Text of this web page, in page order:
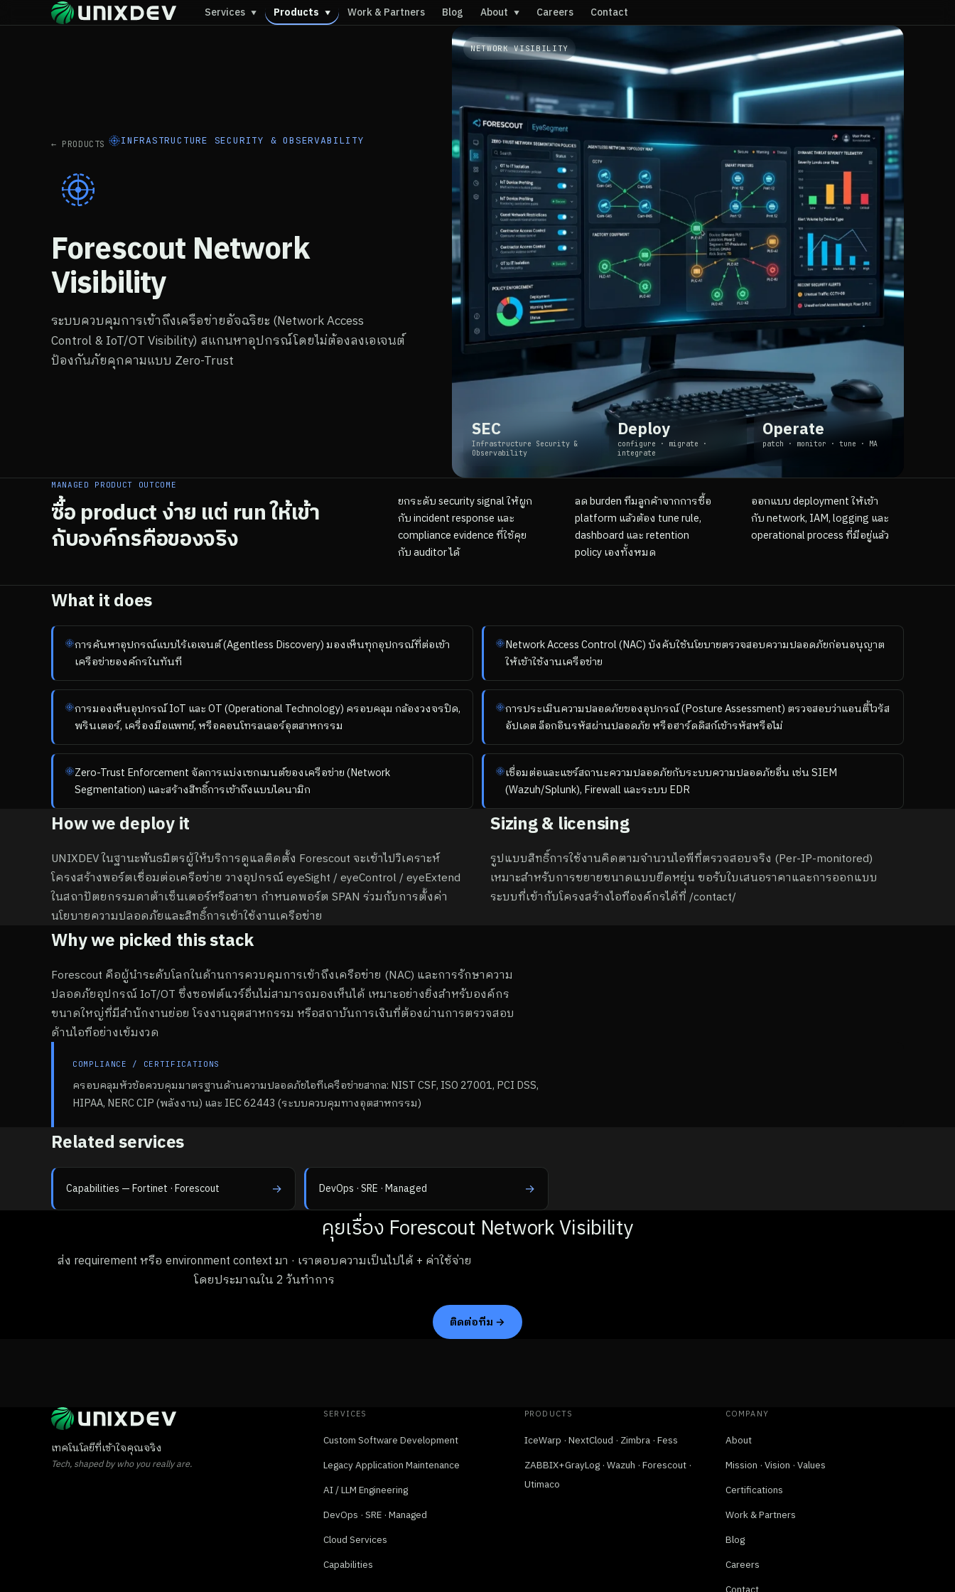
Services ▼ Products ▼ Work & Partners Blog About ▼ Careers Contact
← PRODUCTS INFRASTRUCTURE SECURITY & OBSERVABILITY
Forescout Network
Visibility
ระบบควบคุมการเข้าถึงเครือข่ายอัจฉริยะ (Network Access
Control & IoT/OT Visibility) สแกนหาอุปกรณ์โดยไม่ต้องลงเอเจนต์
ป้องกันภัยคุกคามแบบ Zero-Trust
NETWORK VISIBILITY
SEC
Infrastructure Security &
Observability
Deploy
configure · migrate ·
integrate
Operate
patch · monitor · tune · MA
MANAGED PRODUCT OUTCOME
ซื้อ product ง่าย แต่ run ให้เข้า
กับองค์กรคือของจริง
ยกระดับ security signal ให้ผูก
กับ incident response และ
compliance evidence ที่ใช้คุย
กับ auditor ได้
ลด burden ทีมลูกค้าจากการซื้อ
platform แล้วต้อง tune rule,
dashboard และ retention
policy เองทั้งหมด
ออกแบบ deployment ให้เข้า
กับ network, IAM, logging และ
operational process ที่มีอยู่แล้ว
What it does
การค้นหาอุปกรณ์แบบไร้เอเจนต์ (Agentless Discovery) มองเห็นทุกอุปกรณ์ที่ต่อเข้า
เครือข่ายองค์กรในทันที
Network Access Control (NAC) บังคับใช้นโยบายตรวจสอบความปลอดภัยก่อนอนุญาต
ให้เข้าใช้งานเครือข่าย
การมองเห็นอุปกรณ์ IoT และ OT (Operational Technology) ครอบคลุม กล้องวงจรปิด,
พรินเตอร์, เครื่องมือแพทย์, หรือคอนโทรลเลอร์อุตสาหกรรม
การประเมินความปลอดภัยของอุปกรณ์ (Posture Assessment) ตรวจสอบว่าแอนตี้ไวรัส
อัปเดต ล็อกอินรหัสผ่านปลอดภัย หรือฮาร์ดดิสก์เข้ารหัสหรือไม่
Zero-Trust Enforcement จัดการแบ่งเซกเมนต์ของเครือข่าย (Network
Segmentation) และสร้างสิทธิ์การเข้าถึงแบบไดนามิก
เชื่อมต่อและแชร์สถานะความปลอดภัยกับระบบความปลอดภัยอื่น เช่น SIEM
(Wazuh/Splunk), Firewall และระบบ EDR
How we deploy it
UNIXDEV ในฐานะพันธมิตรผู้ให้บริการดูแลติดตั้ง Forescout จะเข้าไปวิเคราะห์
โครงสร้างพอร์ตเชื่อมต่อเครือข่าย วางอุปกรณ์ eyeSight / eyeControl / eyeExtend
ในสถาปัตยกรรมดาต้าเซ็นเตอร์หรือสาขา กำหนดพอร์ต SPAN ร่วมกับการตั้งค่า
นโยบายความปลอดภัยและสิทธิ์การเข้าใช้งานเครือข่าย
Sizing & licensing
รูปแบบสิทธิ์การใช้งานคิดตามจำนวนไอพีที่ตรวจสอบจริง (Per-IP-monitored)
เหมาะสำหรับการขยายขนาดแบบยืดหยุ่น ขอรับใบเสนอราคาและการออกแบบ
ระบบที่เข้ากับโครงสร้างไอทีองค์กรได้ที่ /contact/
Why we picked this stack
Forescout คือผู้นำระดับโลกในด้านการควบคุมการเข้าถึงเครือข่าย (NAC) และการรักษาความ
ปลอดภัยอุปกรณ์ IoT/OT ซึ่งซอฟต์แวร์อื่นไม่สามารถมองเห็นได้ เหมาะอย่างยิ่งสำหรับองค์กร
ขนาดใหญ่ที่มีสำนักงานย่อย โรงงานอุตสาหกรรม หรือสถาบันการเงินที่ต้องผ่านการตรวจสอบ
ด้านไอทีอย่างเข้มงวด
COMPLIANCE / CERTIFICATIONS
ครอบคลุมหัวข้อควบคุมมาตรฐานด้านความปลอดภัยไอทีเครือข่ายสากล: NIST CSF, ISO 27001, PCI DSS,
HIPAA, NERC CIP (พลังงาน) และ IEC 62443 (ระบบควบคุมทางอุตสาหกรรม)
Related services
Capabilities — Fortinet · Forescout → DevOps · SRE · Managed →
คุยเรื่อง Forescout Network Visibility
ส่ง requirement หรือ environment context มา · เราตอบความเป็นไปได้ + ค่าใช้จ่าย
โดยประมาณใน 2 วันทำการ
ติดต่อทีม →
เทคโนโลยีที่เข้าใจคุณจริง
Tech, shaped by who you really are.
SERVICES
Custom Software Development
Legacy Application Maintenance
AI / LLM Engineering
DevOps · SRE · Managed
Cloud Services
Capabilities
PRODUCTS
IceWarp · NextCloud · Zimbra · Fess
ZABBIX+GrayLog · Wazuh · Forescout ·
Utimaco
COMPANY
About
Mission · Vision · Values
Certifications
Work & Partners
Blog
Careers
Contact